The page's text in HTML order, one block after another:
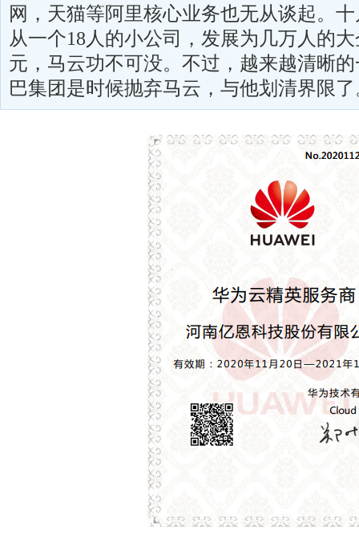
网，天猫等阿里核心业务也无从谈起。
从一个18人的小公司，发展为几万人的
元，马云功不可没。不过，越来越清晰
巴集团是时候抛弃马云，与他划清界限了